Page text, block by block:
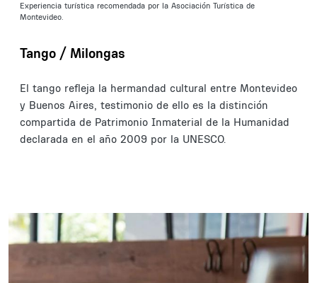
Experiencia turística recomendada por la Asociación Turística de
Montevideo.
Tango / Milongas
El tango refleja la hermandad cultural entre Montevideo
y Buenos Aires, testimonio de ello es la distinción
compartida de Patrimonio Inmaterial de la Humanidad
declarada en el año 2009 por la UNESCO.